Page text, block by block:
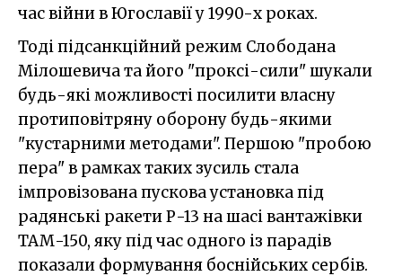
час війни в Югославії у 1990-х роках.
Тоді підсанкційний режим Слободана
Мілошевича та його "проксі-сили" шукали
будь-які можливості посилити власну
протиповітряну оборону будь-якими
"кустарними методами". Першою "пробою
пера" в рамках таких зусиль стала
імпровізована пускова установка під
радянські ракети Р-13 на шасі вантажівки
ТАМ-150, яку під час одного із парадів
показали формування боснійських сербів.